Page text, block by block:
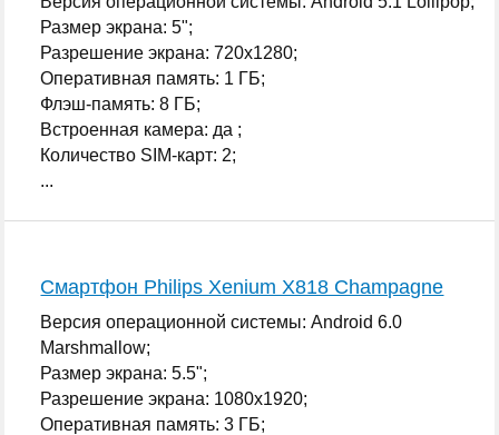
Размер экрана: 5";
Разрешение экрана: 720x1280;
Оперативная память: 1 ГБ;
Флэш-память: 8 ГБ;
Встроенная камера: да ;
Количество SIM-карт: 2;
...
Смартфон Philips Xenium X818 Сhampagne
Версия операционной системы: Android 6.0
Marshmallow;
Размер экрана: 5.5";
Разрешение экрана: 1080x1920;
Оперативная память: 3 ГБ;